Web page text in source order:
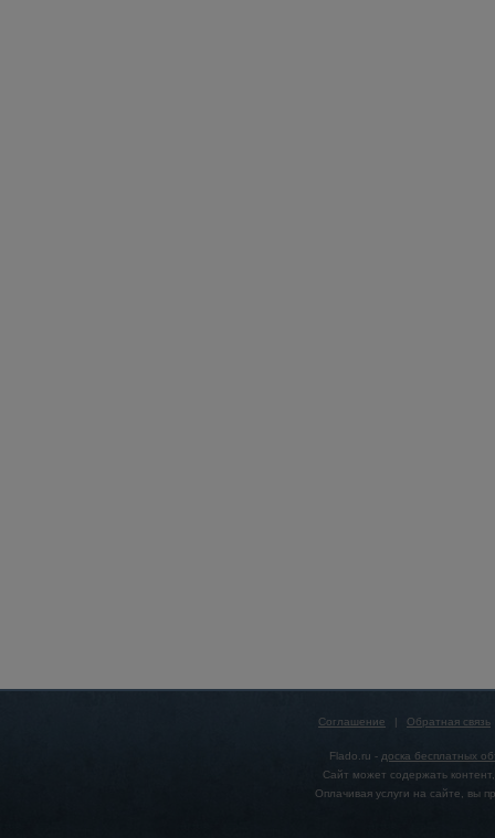
Соглашение | Обратная связь
Flado.ru - доска бесплатных
Сайт может содержать
Оплачивая услуги на сайте, вы